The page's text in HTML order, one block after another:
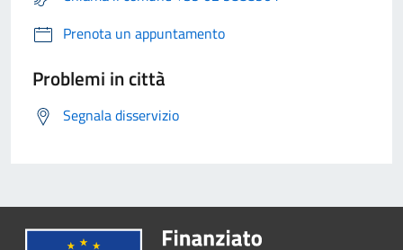
Prenota un appuntamento
Problemi in città
Segnala disservizio